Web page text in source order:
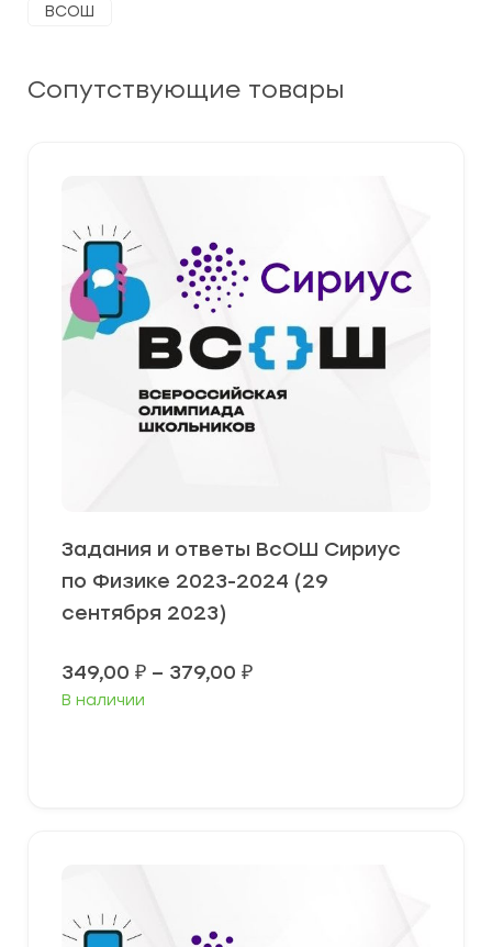
ВСОШ
Сопутствующие товары
Задания и ответы ВсОШ Сириус
по Физике 2023-2024 (29
сентября 2023)
349,00 ₽ – 379,00 ₽Диапазон
В наличии